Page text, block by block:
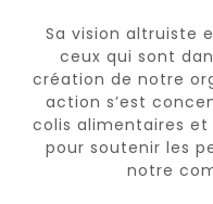
Sa vision altruiste
ceux qui sont
création de notre
action s’est
colis alimentaires et
pour soutenir les
notre